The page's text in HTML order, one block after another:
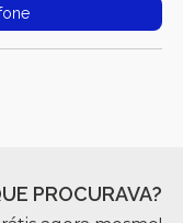
PROCURAVA?